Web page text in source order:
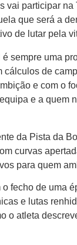
vai participar
que será a
de lutar pela
é sempre uma
cálculos de
e com o
e a quem
da Pista da
curvas
para quem
fecho de uma
e lutas
o atleta